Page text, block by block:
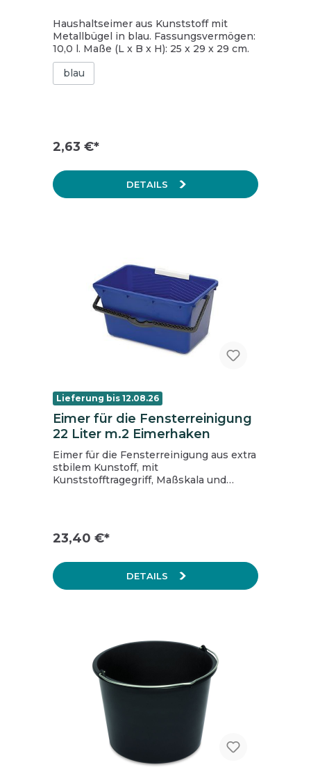
Haushaltseimer aus Kunststoff mit
Metallbügel in blau. Fassungsvermögen:
10,0 l. Maße (L x B x H): 25 x 29 x 29 cm.
blau
2,63 €*
DETAILS
Lieferung bis 12.08.26
Eimer für die Fensterreinigung
22 Liter m.2 Eimerhaken
Eimer für die Fensterreinigung aus extra
stbilem Kunstoff, mit
Kunststofftragegriff, Maßskala und
23,40 €*
DETAILS